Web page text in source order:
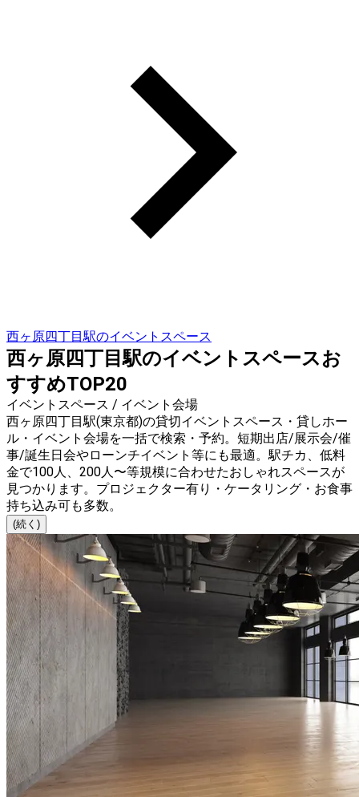
西ヶ原四丁目駅のイベントスペース
西ヶ原四丁目駅のイベントスペースお
すすめTOP20
イベントスペース / イベント会場
西ヶ原四丁目駅(東京都)の貸切イベントスペース・貸しホー
ル・イベント会場を一括で検索・予約。短期出店/展示会/催
事/誕生日会やローンチイベント等にも最適。駅チカ、低料
金で100人、200人〜等規模に合わせたおしゃれスペースが
見つかります。プロジェクター有り・ケータリング・お食事
持ち込み可も多数。
(続く)